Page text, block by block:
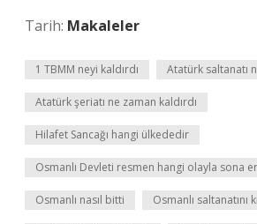
Tarih: Makaleler
1 TBMM neyi kaldırdı Atatürk saltanatı
Atatürk şeriatı ne zaman kaldırdı
Hilafet Sancağı hangi ülkededir
Osmanlı Devleti resmen hangi olayla sona
Osmanlı nasıl bitti Osmanlı saltanatını